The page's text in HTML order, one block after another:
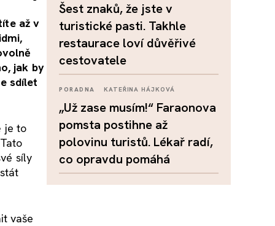
až v
jak by
sdílet
je to
síly
vaše
Šest znaků, že jste v
turistické pasti. Takhle
restaurace loví důvěřivé
cestovatele
PORADNA KATEŘINA HÁJKOVÁ
„Už zase musím!“ Faraonova
pomsta postihne až
polovinu turistů. Lékař radí,
co opravdu pomáhá